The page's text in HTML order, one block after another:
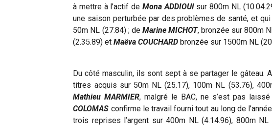
à mettre à l’actif de Mona ADDIOUIsur 800m NL
une saison perturbée par des problèmes de santé, et
50m NL (27.84) ; de Marine MICHOT, bronzée sur 800m
(2.35.89) etMaëva COUCHARD bronzée sur 1500m NL
Du côté masculin, ils sont sept à se partager le gâteau.
titres acquis sur 50m NL (25.17), 100m NL (53.76),
Mathieu MARMIER, malgré le BAC, ne s’est pas
COLOMAS confirme le travail fourni tout au long de
trois reprises l’argent sur 400m NL (4.14.96), 800m